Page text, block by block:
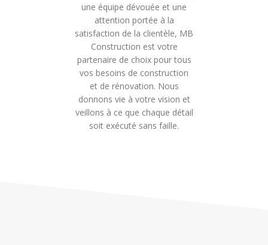
une équipe dévouée et une
attention portée à la
satisfaction de la clientèle, MB
Construction est votre
partenaire de choix pour tous
vos besoins de construction
et de rénovation. Nous
donnons vie à votre vision et
veillons à ce que chaque détail
soit exécuté sans faille.